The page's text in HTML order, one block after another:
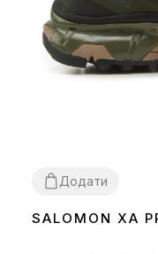
Додати
414243 44 45 46
SALOMON XA